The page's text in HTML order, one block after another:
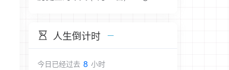
人生倒计时
今日已经过去 8 小时